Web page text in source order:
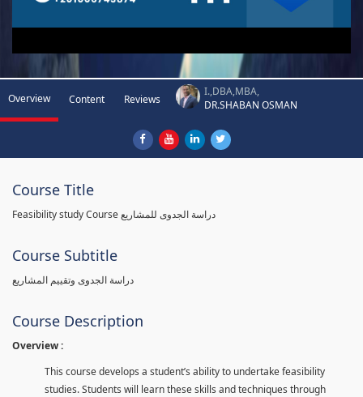
Overview Content Reviews
I.,DBA,MBA,
DR.SHABAN OSMAN
Course Title
Feasibility study Course دراسة الجدوى للمشاريع
Course Subtitle
دراسة الجدوى وتقييم المشاريع
Course Description
Overview :
This course develops a student’s ability to undertake feasibility
studies. Students will learn these skills and techniques through